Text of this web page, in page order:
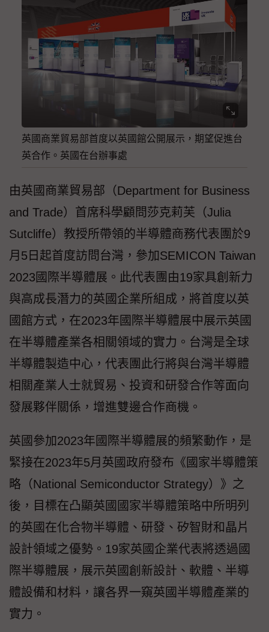
英國商業貿易部首度以英國館公開展示，期望促進台
英合作。英國在台辦事處
由英國商業貿易部（Department for Business
and Trade）首席科學顧問莎克莉芙（Julia
Sutcliffe）教授所帶領的半導體商務代表團於9
月5日起首度訪問台灣，參加SEMICON Taiwan
2023國際半導體展。此代表團由19家具創新力
與高成長潛力的英國企業所組成，將首度以英
國館方式，在2023年國際半導體展中展示英國
在半導體產業各相關領域的實力。台灣是全球
半導體製造中心，代表團此行將與台灣半導體
相關產業人士就貿易、投資和研發合作等面向
發展夥伴關係，增進雙邊合作商機。
英國參加2023年國際半導體展的頻繁動作，是
緊接在2023年5月英國政府發布《國家半導體策
略（National Semiconductor Strategy）》之
後，目標在凸顯英國國家半導體策略中所明列
的英國在化合物半導體、研發、矽智財和晶片
設計領域之優勢。19家英國企業代表將透過國
際半導體展，展示英國創新設計、軟體、半導
體設備和材料，讓各界一窺英國半導體產業的
實力。